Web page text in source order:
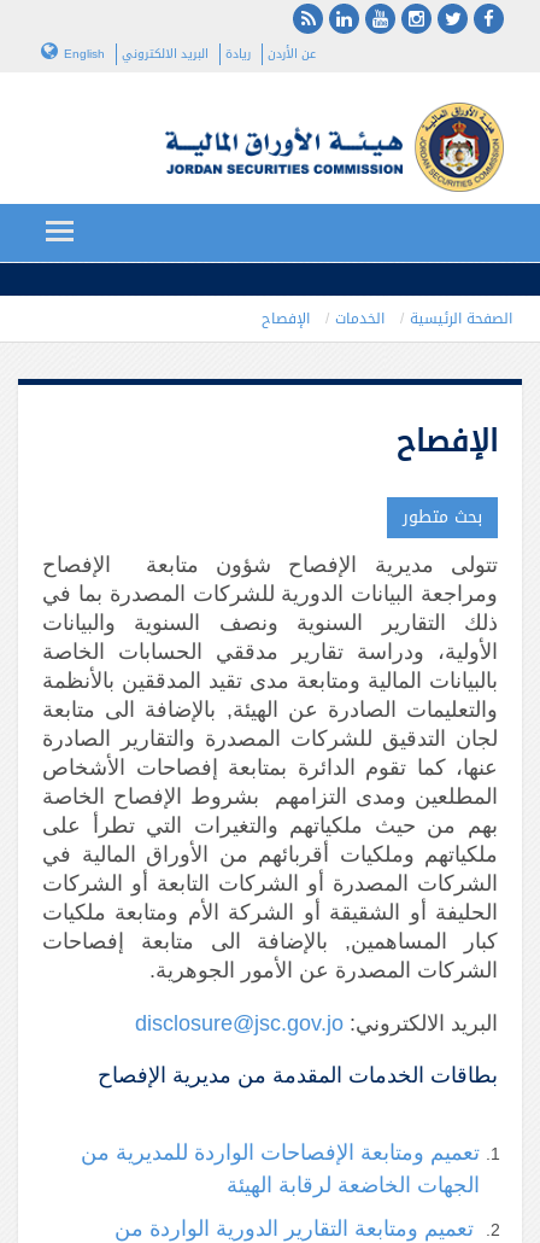
عن الأردن ريادة البريد الالكتروني English
الصفحة الرئيسية الخدمات الإفصاح
الإفصاح
بحث متطور
تتولى مديرية الإفصاح شؤون متابعة الإفصاح
ومراجعة البيانات الدورية للشركات المصدرة بما في
ذلك التقارير السنوية ونصف السنوية والبيانات
الأولية، ودراسة تقارير مدققي الحسابات الخاصة
بالبيانات المالية ومتابعة مدى تقيد المدققين بالأنظمة
والتعليمات الصادرة عن الهيئة, بالإضافة الى متابعة
لجان التدقيق للشركات المصدرة والتقارير الصادرة
عنها، كما تقوم الدائرة بمتابعة إفصاحات الأشخاص
المطلعين ومدى التزامهم بشروط الإفصاح الخاصة
بهم من حيث ملكياتهم والتغيرات التي تطرأ على
ملكياتهم وملكيات أقربائهم من الأوراق المالية في
الشركات المصدرة أو الشركات التابعة أو الشركات
الحليفة أو الشقيقة أو الشركة الأم ومتابعة ملكيات
كبار المساهمين, بالإضافة الى متابعة إفصاحات
الشركات المصدرة عن الأمور الجوهرية.
البريد الالكتروني: disclosure@jsc.gov.jo
بطاقات الخدمات المقدمة من مديرية الإفصاح
تعميم ومتابعة الإفصاحات الواردة للمديرية من
الجهات الخاضعة لرقابة الهيئة
تعميم ومتابعة التقارير الدورية الواردة من